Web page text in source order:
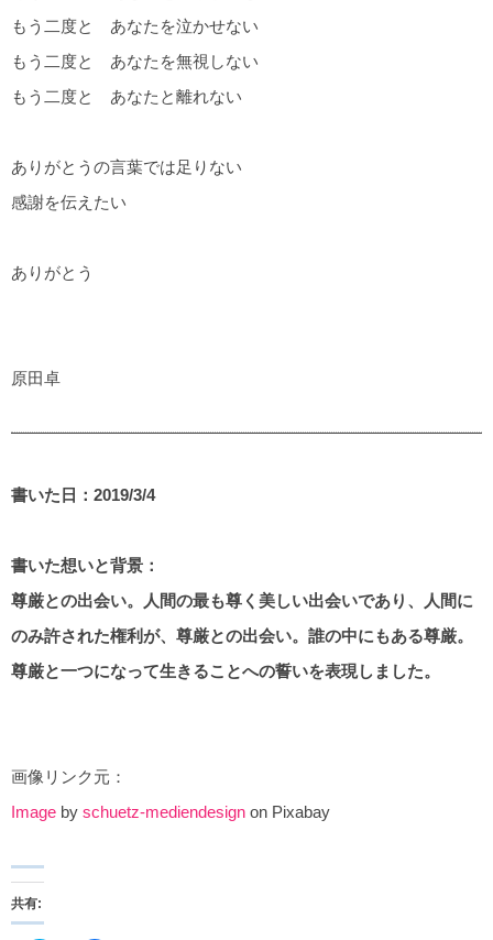
もう二度と あなたを泣かせない
もう二度と あなたを無視しない
もう二度と あなたと離れない
ありがとうの言葉では足りない
感謝を伝えたい
ありがとう
原田卓
書いた日：2019/3/4
書いた想いと背景：
尊厳との出会い。人間の最も尊く美しい出会いであり、人間に
のみ許された権利が、尊厳との出会い。誰の中にもある尊厳。
尊厳と一つになって生きることへの誓いを表現しました。
画像リンク元：
Image by schuetz-mediendesign on Pixabay
共有: